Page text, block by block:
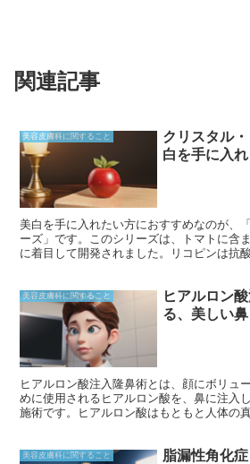
関連記事
美容皮膚科に関すること
クリスタル
白を手に入れ
美白を手に入れたい方におすすめなのが、
ーズ」です。このシリーズは、トマトに含
に着目して開発されました。リコピンは抗
肌へと導きます。
美容皮膚科に関すること
ヒアルロン
る、美しい鼻
ヒアルロン酸注入隆鼻術とは、顔にボリュ
めに使用されるヒアルロン酸を、鼻に注入
施術です。ヒアルロン酸はもともと人体の
す。
美容皮膚科に関すること
脂漏性角化